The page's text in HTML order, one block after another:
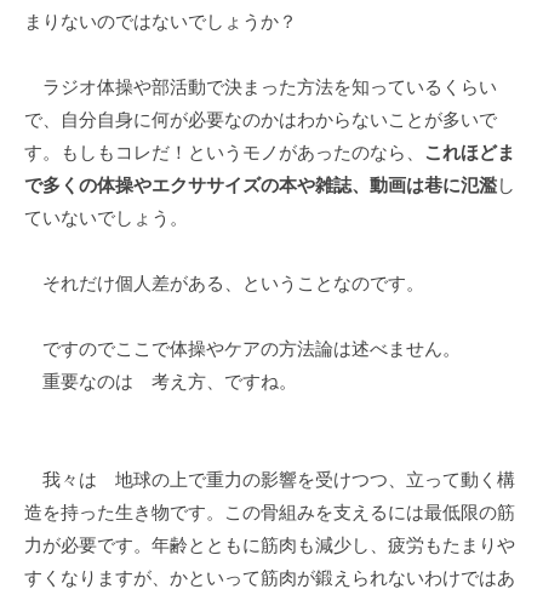
まりないのではないでしょうか？
ラジオ体操や部活動で決まった方法を知っているくらい
で、自分自身に何が必要なのかはわからないことが多いで
す。もしもコレだ！というモノがあったのなら、 これほどま
で多くの体操やエクササイズの本や雑誌、動画は巷に氾濫し
ていないでしょう。
それだけ個人差がある、ということなのです。
ですのでここで体操やケアの方法論は述べません。
重要なのは 考え方、ですね。
我々は 地球の上で重力の影響を受けつつ、立って動く構
造を持った生き物です。この骨組みを支えるには最低限の筋
力が必要です。年齢とともに筋肉も減少し、疲労もたまりや
すくなりますが、かといって筋肉が鍛えられないわけではあ